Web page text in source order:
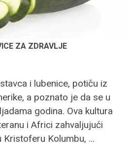
ZA ZDRAVLJE
i lubenice, potiču iz
a poznato je da se u
godina. Ova kultura
i Africi zahvaljujući
Kristoferu Kolumbu, …